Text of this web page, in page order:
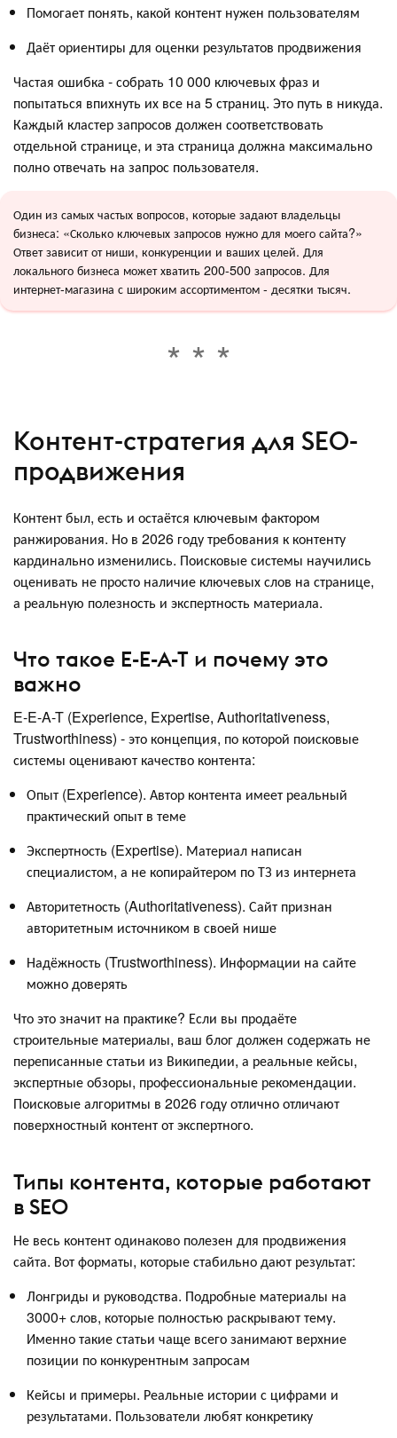
Помогает понять, какой контент нужен пользователям
Даёт ориентиры для оценки результатов продвижения
Частая ошибка - собрать 10 000 ключевых фраз и
попытаться впихнуть их все на 5 страниц. Это путь в никуда.
Каждый кластер запросов должен соответствовать
отдельной странице, и эта страница должна максимально
полно отвечать на запрос пользователя.
Один из самых частых вопросов, которые задают владельцы
бизнеса: «Сколько ключевых запросов нужно для моего сайта?»
Ответ зависит от ниши, конкуренции и ваших целей. Для
локального бизнеса может хватить 200-500 запросов. Для
интернет-магазина с широким ассортиментом - десятки тысяч.
Контент-стратегия для SEO-
продвижения
Контент был, есть и остаётся ключевым фактором
ранжирования. Но в 2026 году требования к контенту
кардинально изменились. Поисковые системы научились
оценивать не просто наличие ключевых слов на странице,
а реальную полезность и экспертность материала.
Что такое E-E-A-T и почему это
важно
E-E-A-T (Experience, Expertise, Authoritativeness,
Trustworthiness) - это концепция, по которой поисковые
системы оценивают качество контента:
Опыт (Experience). Автор контента имеет реальный
практический опыт в теме
Экспертность (Expertise). Материал написан
специалистом, а не копирайтером по ТЗ из интернета
Авторитетность (Authoritativeness). Сайт признан
авторитетным источником в своей нише
Надёжность (Trustworthiness). Информации на сайте
можно доверять
Что это значит на практике? Если вы продаёте
строительные материалы, ваш блог должен содержать не
переписанные статьи из Википедии, а реальные кейсы,
экспертные обзоры, профессиональные рекомендации.
Поисковые алгоритмы в 2026 году отлично отличают
поверхностный контент от экспертного.
Типы контента, которые работают
в SEO
Не весь контент одинаково полезен для продвижения
сайта. Вот форматы, которые стабильно дают результат:
Лонгриды и руководства. Подробные материалы на
3000+ слов, которые полностью раскрывают тему.
Именно такие статьи чаще всего занимают верхние
позиции по конкурентным запросам
Кейсы и примеры. Реальные истории с цифрами и
результатами. Пользователи любят конкретику